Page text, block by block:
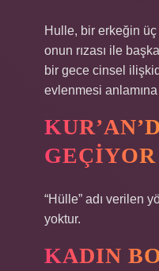
Hulle, bir erkeğin üç
onun rızası ile
bir gece cinsel
evlenmesi
“Hülle” adı verilen
yoktur.
KADIN